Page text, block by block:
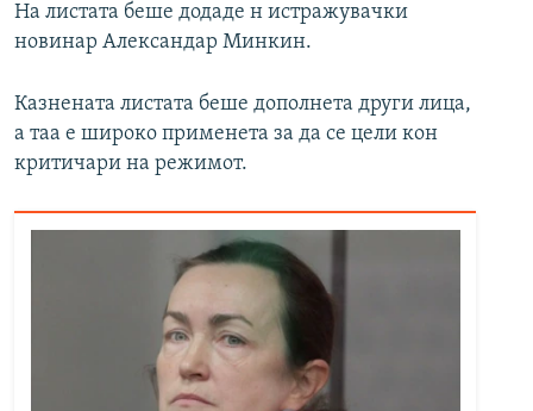
На листата беше додаде н истражувачки
новинар Александар Минкин.
Казнената листата беше дополнета други лица,
а таа е широко применета за да се цели кон
критичари на режимот.